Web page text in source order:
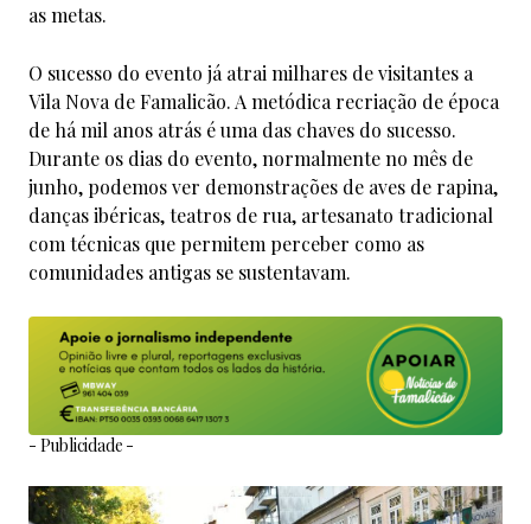
as metas.
O sucesso do evento já atrai milhares de visitantes a
Vila Nova de Famalicão. A metódica recriação de época
de há mil anos atrás é uma das chaves do sucesso.
Durante os dias do evento, normalmente no mês de
junho, podemos ver demonstrações de aves de rapina,
danças ibéricas, teatros de rua, artesanato tradicional
com técnicas que permitem perceber como as
comunidades antigas se sustentavam.
- Publicidade -